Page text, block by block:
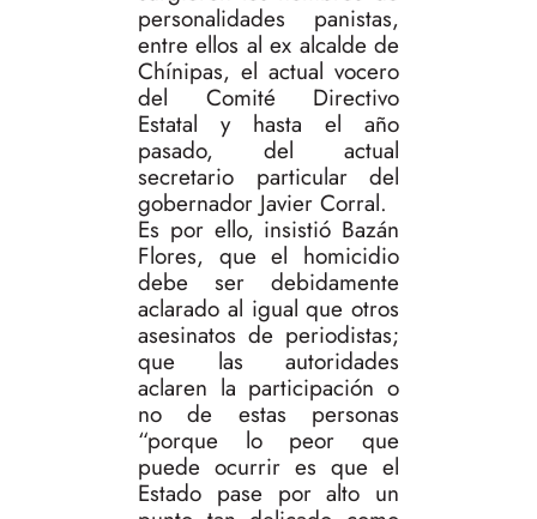
personalidades panistas,
entre ellos al ex alcalde de
Chínipas, el actual vocero
del Comité Directivo
Estatal y hasta el año
pasado, del actual
secretario particular del
gobernador Javier Corral.
Es por ello, insistió Bazán
Flores, que el homicidio
debe ser debidamente
aclarado al igual que otros
asesinatos de periodistas;
que las autoridades
aclaren la participación o
no de estas personas
“porque lo peor que
puede ocurrir es que el
Estado pase por alto un